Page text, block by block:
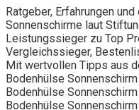
Ratgeber, Erfahrungen
Sonnenschirme laut
Leistungssieger zu Top
Vergleichssieger,
Mit wertvollen Tipps aus
Bodenhülse
Bodenhülse
Bodenhülse